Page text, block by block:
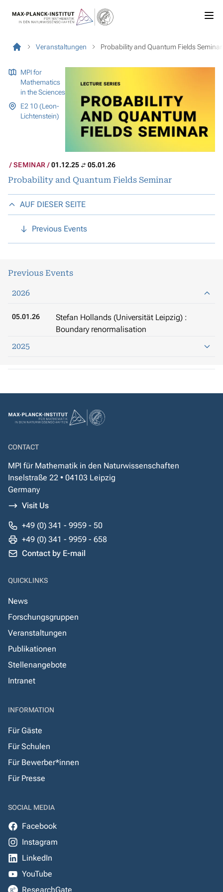
Veranstaltungen Probability and Quantum Fields Seminar
MPI for
Mathematics
in the Sciences
E2 10 (Leon-
Lichtenstein)
SEMINAR 01.12.25 05.01.26
Probability and Quantum Fields Seminar
AUF DIESER SEITE
Previous Events
Previous Events
2026
05.01.26
Stefan Hollands (Universität Leipzig) :
Boundary renormalisation
2025
CONTACT
MPI für Mathematik in den Naturwissenschaften
Inselstraße 22 • 04103 Leipzig
Germany
Visit Us
+49 (0) 341 - 9959 - 50
+49 (0) 341 - 9959 - 658
Contact by E-mail
QUICKLINKS
News
Forschungsgruppen
Veranstaltungen
Publikationen
Stellenangebote
Intranet
INFORMATION
Für Gäste
Für Schulen
Für Bewerber*innen
Für Presse
SOCIAL MEDIA
Facebook
Instagram
LinkedIn
YouTube
ResearchGate